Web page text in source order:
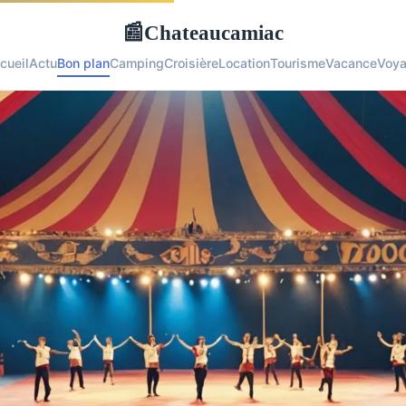
📰Chateaucamiac
ActuBon planCampingCroisièreLocationTourismeVacance